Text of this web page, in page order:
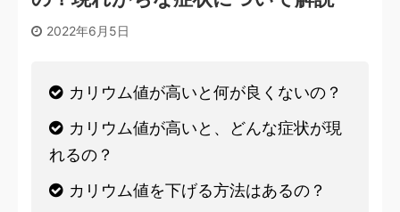
2022年6月5日
カリウム値が高いと何が良くないの？
カリウム値が高いと、どんな症状が現
れるの？
カリウム値を下げる方法はあるの？